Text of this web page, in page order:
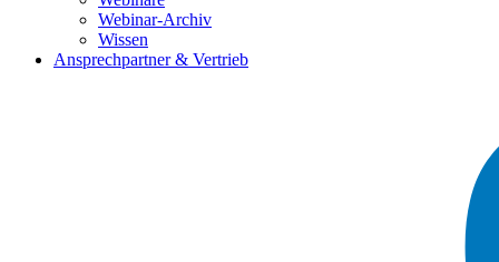
Webinar-Archiv
Wissen
Ansprechpartner & Vertrieb